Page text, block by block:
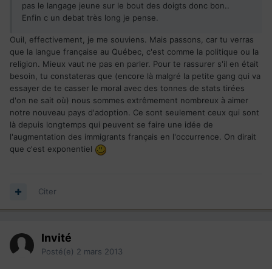
pas le langage jeune sur le bout des doigts donc bon..
Enfin c un debat très long je pense.
Ouil, effectivement, je me souviens. Mais passons, car tu verras
que la langue française au Québec, c'est comme la politique ou la
religion. Mieux vaut ne pas en parler. Pour te rassurer s'il en était
besoin, tu constateras que (encore là malgré la petite gang qui va
essayer de te casser le moral avec des tonnes de stats tirées
d'on ne sait où) nous sommes extrêmement nombreux à aimer
notre nouveau pays d'adoption. Ce sont seulement ceux qui sont
là depuis longtemps qui peuvent se faire une idée de
l'augmentation des immigrants français en l'occurrence. On dirait
que c'est exponentiel
Citer
Invité
Posté(e) 2 mars 2013